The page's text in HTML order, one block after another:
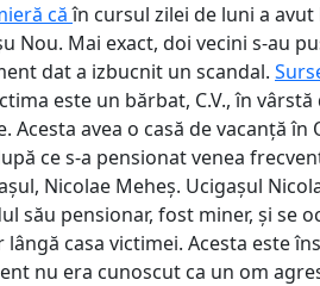
căîn cursul zilei de luni a
Nou. Mai exact, doi vecini s-au
dat a izbucnit un scandal.
este un bărbat, C.V., în
Acesta avea o casă de vacanță
ce s-a pensionat venea
Nicolae Meheș. Ucigașul
său pensionar, fost miner, și se
lângă casa victimei. Acesta este
nu era cunoscut ca un om